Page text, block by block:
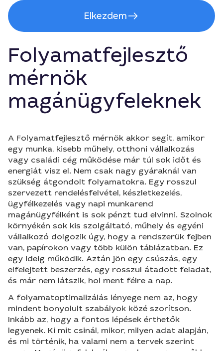
Elkezdem
Folyamatfejlesztő
mérnök
magánügyfeleknek
A Folyamatfejlesztő mérnök akkor segít, amikor
egy munka, kisebb műhely, otthoni vállalkozás
vagy családi cég működése már túl sok időt és
energiát visz el. Nem csak nagy gyáraknál van
szükség átgondolt folyamatokra. Egy rosszul
szervezett rendelésfelvétel, készletkezelés,
ügyfélkezelés vagy napi munkarend
magánügyfélként is sok pénzt tud elvinni. Szolnok
környékén sok kis szolgáltató, műhely és egyéni
vállalkozó dolgozik úgy, hogy a rendszerük fejben
van, papírokon vagy több külön táblázatban. Ez
egy ideig működik. Aztán jön egy csúszás, egy
elfelejtett beszerzés, egy rosszul átadott feladat,
és már nem látszik, hol ment félre a nap.
A folyamatoptimalizálás lényege nem az, hogy
mindent bonyolult szabályok közé szorítson.
Inkább az, hogy a fontos lépések érthetők
legyenek. Ki mit csinál, mikor, milyen adat alapján,
és mi történik, ha valami nem a tervek szerint